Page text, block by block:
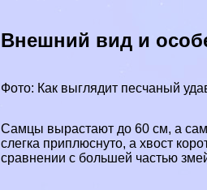
Внешний вид и
Фото: Как выглядит песчаный
Самцы вырастают до 60 см, а
слегка приплюснуто, а хвост
сравнении с большей частью